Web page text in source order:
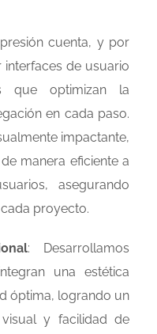
cuenta, y por
de usuario
que optimizan la
en cada paso.
impactante,
manera eficiente a
asegurando
proyecto.
: Desarrollamos
una estética
óptima, logrando un
y facilidad de